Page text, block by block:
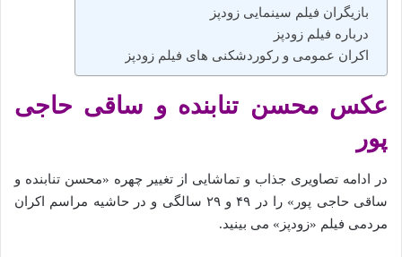
بازیگران فیلم سینمایی زودپز
درباره فیلم زودپز
اکران عمومی و رکوردشکنی‌ های فیلم زودپز
عکس محسن تنابنده و ساقی حاجی‌
پور
در ادامه تصاویری جذاب و تماشایی از تغییر چهره «محسن تنابنده و
ساقی حاجی‌ پور» را در ۴۹ و ۲۹ سالگی و در حاشیه مراسم اکران
مردمی فیلم «زودپز» می‌ بینید.